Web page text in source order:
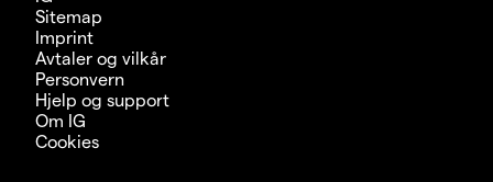
Sitemap
Imprint
Avtaler og vilkår
Personvern
Hjelp og support
Om IG
Cookies